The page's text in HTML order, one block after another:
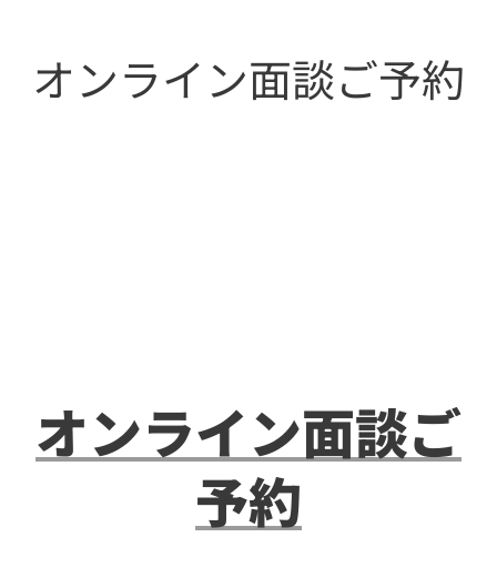
オンライン面談ご予約
オンライン面談ご
予約